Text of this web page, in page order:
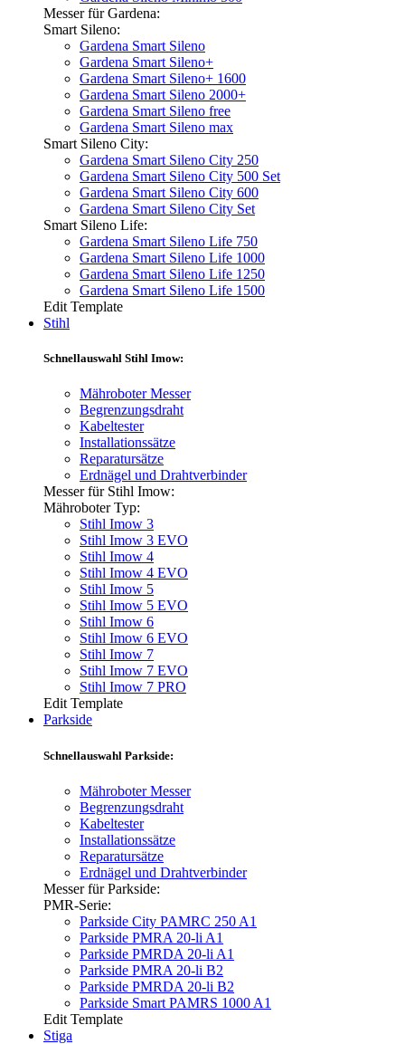
Messer für Gardena:
Smart Sileno:
Gardena Smart Sileno
Gardena Smart Sileno+
Gardena Smart Sileno+ 1600
Gardena Smart Sileno 2000+
Gardena Smart Sileno free
Gardena Smart Sileno max
Smart Sileno City:
Gardena Smart Sileno City 250
Gardena Smart Sileno City 500 Set
Gardena Smart Sileno City 600
Gardena Smart Sileno City Set
Smart Sileno Life:
Gardena Smart Sileno Life 750
Gardena Smart Sileno Life 1000
Gardena Smart Sileno Life 1250
Gardena Smart Sileno Life 1500
Edit Template
Stihl
Schnellauswahl Stihl Imow:
Mähroboter Messer
Begrenzungsdraht
Kabeltester
Installationssätze
Reparatursätze
Erdnägel und Drahtverbinder
Messer für Stihl Imow:
Mähroboter Typ:
Stihl Imow 3
Stihl Imow 3 EVO
Stihl Imow 4
Stihl Imow 4 EVO
Stihl Imow 5
Stihl Imow 5 EVO
Stihl Imow 6
Stihl Imow 6 EVO
Stihl Imow 7
Stihl Imow 7 EVO
Stihl Imow 7 PRO
Edit Template
Parkside
Schnellauswahl Parkside:
Mähroboter Messer
Begrenzungsdraht
Kabeltester
Installationssätze
Reparatursätze
Erdnägel und Drahtverbinder
Messer für Parkside:
PMR-Serie:
Parkside City PAMRC 250 A1
Parkside PMRA 20-li A1
Parkside PMRDA 20-li A1
Parkside PMRA 20-li B2
Parkside PMRDA 20-li B2
Parkside Smart PAMRS 1000 A1
Edit Template
Stiga